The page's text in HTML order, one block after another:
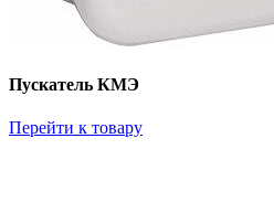
Пускатель КМЭ
Перейти к товару